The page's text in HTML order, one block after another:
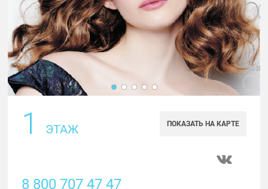
1 ЭТАЖ ПОКАЗАТЬ НА КАРТЕ
8 800 707 47 47